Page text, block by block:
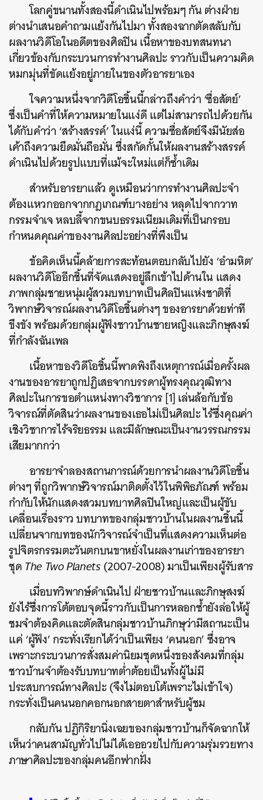
โลกคู่ขนานทั้งสองนี้ดำเนินไปพร้อมๆ กัน ต่างฝ่าย
ต่างนำเสนอคำถามแย้งกันไปมา ทั้งสองฉากตัดสลับกับ
ผลงานวิดีโอในอดีตของศิลปิน เนื้อหาของบทสนทนา
เกี่ยวข้องกับกระบวนการทำงานศิลปะ ราวกับเป็นความคิด
หมกมุ่นที่ขัดแย้งอยู่ภายในของตัวอารยาเอง
ใจความหนึ่งจากวิดีโอชิ้นนี้กล่าวถึงคำว่า ‘ซื่อสัตย์’
ซึ่งเป็นคำที่ให้ความหมายในแง่ดี แต่ไม่สามารถไปด้วยกัน
ได้กับคำว่า ‘สร้างสรรค์’ ในแง่นี้ ความซื่อสัตย์จึงมีนัยส่อ
เค้าถึงความยึดมั่นถือมั่น ซึ่งสกัดกั้นให้ผลงานสร้างสรรค์
ดำเนินไปด้วยรูปแบบที่แม้จะใหม่แต่ก็ซ้ำเดิม
สำหรับอารยาแล้ว ดูเหมือนว่าการทำงานศิลปะจำ
ต้องแหวกออกจากกฎเกณฑ์บางอย่าง หลุดไปจากวาท
กรรมจำเจ หลบลี้จากขนบธรรมเนียมเดิมที่เป็นกรอบ
กำหนดคุณค่าของงานศิลปะอย่างที่พึงเป็น
ข้อคิดเห็นนี้คล้ายการสะท้อนตอบกลับไปยัง ‘อำมหิต’
ผลงานวิดีโออีกชิ้นที่จัดแสดงอยู่ลึกเข้าไปด้านใน แสดง
ภาพกลุ่มชายหนุ่มผู้สวมบทบาทเป็นศิลปินแห่งชาติที่
วิพากษ์วิจารณ์ผลงานวิดีโอชิ้นต่างๆ ของอารยาด้วยท่าที
ขึงขัง พร้อมด้วยกลุ่มผู้ฟังชาวบ้านชายหญิงและภิกษุสงฆ์
ที่กำลังฉันเพล
เนื้อหาของวิดีโอชิ้นนี้พาดพิงถึงเหตุการณ์เมื่อครั้งผล
งานของอารยาถูกปฏิเสธจากบรรดาผู้ทรงคุณวุฒิทาง
ศิลปะในการขอตำแหน่งทางวิชาการ [1] เล่นล้อกับข้อ
วิจารณ์ที่ตัดสินว่าผลงานของเธอไม่เป็นศิลปะ ไร้ซึ่งคุณค่า
เชิงวิชาการไร้จริยธรรม และมีลักษณะเป็นงานวรรณกรรม
เสียมากกว่า
อารยาจำลองสถานการณ์ด้วยการนำผลงานวิดีโอชิ้น
ต่างๆ ที่ถูกวิพากษ์วิจารณ์มาติดตั้งไว้ในพิพิธภัณฑ์ พร้อม
กำกับให้นักแสดงสวมบทบาทศิลปินใหญ่และเป็นผู้ขับ
เคลื่อนเรื่องราว บทบาทของกลุ่มชาวบ้านในผลงานชิ้นนี้
เปลี่ยนจากบทของนักวิจารณ์จำเป็นที่แสดงความเห็นต่อ
รูปจิตรกรรมตะวันตกบนขาหยั่งในผลงานเก่าของอารยา
ชุดThe Two Planets(2007-2008) มาเป็นเพียงผู้รับสาร
เมื่อบทวิพากษ์ดำเนินไป ฝ่ายชาวบ้านและภิกษุสงฆ์
ยังไร้ซึ่งการโต้ตอบจุดนี้ราวกับเป็นการหลอกซ้ำยังล่อให้ผู้
ชมจำต้องคิดและตัดสินกลุ่มชาวบ้านภิกษุว่ามีสถานะเป็น
แค่ ‘ผู้ฟัง’ กระทั่งเรียกได้ว่าเป็นเพียง ‘คนนอก’ ซึ่งอาจ
เพราะกระบวนการสั่งสมค่านิยมชุดหนึ่งของสังคมที่กลุ่ม
ชาวบ้านจำต้องรับบทบาทต่ำต้อยเป็นทั้งผู้ไม่มี
ประสบการณ์ทางศิลปะ (จึงไม่ตอบโต้เพราะไม่เข้าใจ)
กระทั่งเป็นคนนอกคอกนอกสายตาสำหรับผู้ชม
กลับกัน ปฏิกิริยานิ่งเฉยของกลุ่มชาวบ้านก็จัดฉากให้
เห็นว่าคนสามัญทั่วไปไม่ได้เอออวยไปกับความรุ่มรวยทาง
ภาษาศิลปะของกลุ่มคนอีกฟากฝั่ง